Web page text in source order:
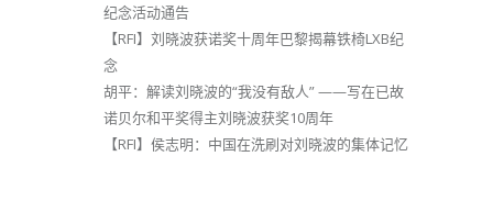
纪念活动通告
【RFI】刘晓波获诺奖十周年巴黎揭幕铁椅LXB纪
念
胡平：解读刘晓波的“我没有敌人” ——写在已故
诺贝尔和平奖得主刘晓波获奖10周年
【RFI】侯志明：中国在洗刷对刘晓波的集体记忆